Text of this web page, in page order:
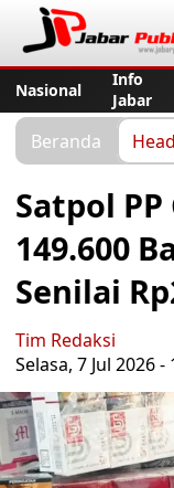
Nasional
Info
Jabar
Beranda
Satpol
149.600
Senilai
Tim Redaksi
Selasa, 7 Jul 2026 -